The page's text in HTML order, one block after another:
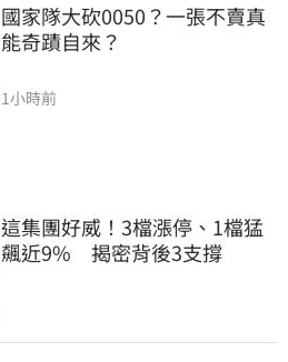
國家隊大砍0050？一張不賣真
能奇蹟自來？
1小時前
這集團好威！3檔漲停、1檔猛
飆近9% 揭密背後3支撐